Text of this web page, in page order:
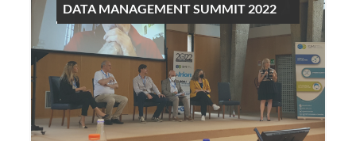
DATA MANAGEMENT SUMMIT 2022